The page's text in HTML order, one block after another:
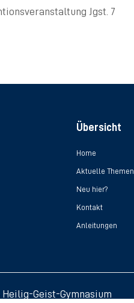
Jgst. 7
Übersicht
Home
Aktuelle Themen
Neu hier?
Kontakt
Anleitungen
Geist-Gymnasium